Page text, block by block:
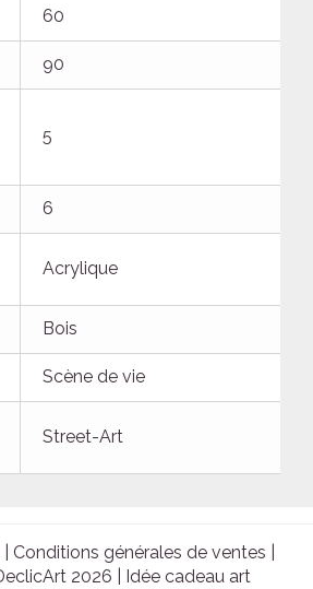
60
90
5
6
Acrylique
Bois
Scène de vie
Street-Art
Conditions générales de ventes
2026 |
Idée cadeau art